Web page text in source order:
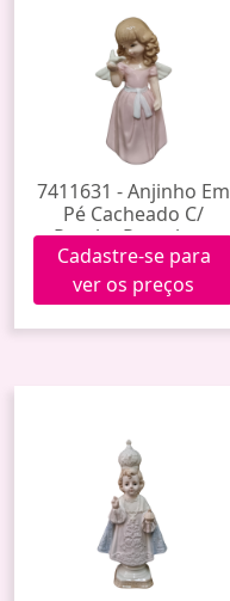
7411631 - Anjinho Em
Pé Cacheado C/
Pomba Porcelana
Y6646-10 (96)
Cadastre-se para
ver os preços